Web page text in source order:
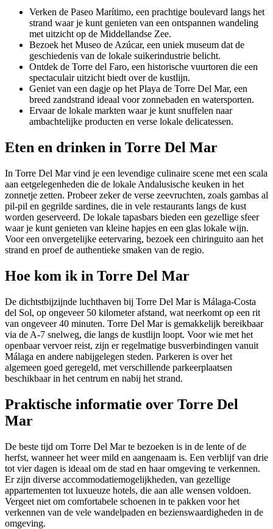
Verken de Paseo Marítimo, een prachtige boulevard langs het
strand waar je kunt genieten van een ontspannen wandeling
met uitzicht op de Middellandse Zee.
Bezoek het Museo de Azúcar, een uniek museum dat de
geschiedenis van de lokale suikerindustrie belicht.
Ontdek de Torre del Faro, een historische vuurtoren die een
spectaculair uitzicht biedt over de kustlijn.
Geniet van een dagje op het Playa de Torre Del Mar, een
breed zandstrand ideaal voor zonnebaden en watersporten.
Ervaar de lokale markten waar je kunt snuffelen naar
ambachtelijke producten en verse lokale delicatessen.
Eten en drinken in Torre Del Mar
In Torre Del Mar vind je een levendige culinaire scene met een scala
aan eetgelegenheden die de lokale Andalusische keuken in het
zonnetje zetten. Probeer zeker de verse zeevruchten, zoals gambas al
pil-pil en gegrilde sardines, die in vele restaurants langs de kust
worden geserveerd. De lokale tapasbars bieden een gezellige sfeer
waar je kunt genieten van kleine hapjes en een glas lokale wijn.
Voor een onvergetelijke eetervaring, bezoek een chiringuito aan het
strand en proef de authentieke smaken van de regio.
Hoe kom ik in Torre Del Mar
De dichtstbijzijnde luchthaven bij Torre Del Mar is Málaga-Costa
del Sol, op ongeveer 50 kilometer afstand, wat neerkomt op een rit
van ongeveer 40 minuten. Torre Del Mar is gemakkelijk bereikbaar
via de A-7 snelweg, die langs de kustlijn loopt. Voor wie met het
openbaar vervoer reist, zijn er regelmatige busverbindingen vanuit
Málaga en andere nabijgelegen steden. Parkeren is over het
algemeen goed geregeld, met verschillende parkeerplaatsen
beschikbaar in het centrum en nabij het strand.
Praktische informatie over Torre Del
Mar
De beste tijd om Torre Del Mar te bezoeken is in de lente of de
herfst, wanneer het weer mild en aangenaam is. Een verblijf van drie
tot vier dagen is ideaal om de stad en haar omgeving te verkennen.
Er zijn diverse accommodatiemogelijkheden, van gezellige
appartementen tot luxueuze hotels, die aan alle wensen voldoen.
Vergeet niet om comfortabele schoenen in te pakken voor het
verkennen van de vele wandelpaden en bezienswaardigheden in de
omgeving.